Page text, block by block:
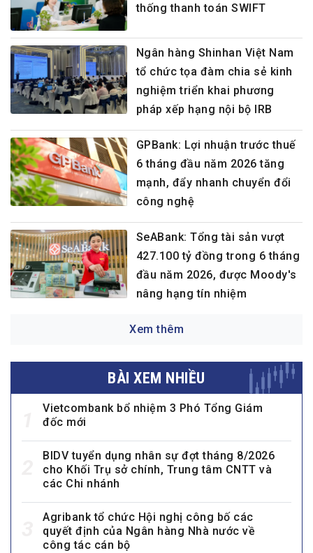
thống thanh toán SWIFT
Ngân hàng Shinhan Việt Nam
tổ chức tọa đàm chia sẻ kinh
nghiệm triển khai phương
pháp xếp hạng nội bộ IRB
GPBank: Lợi nhuận trước thuế
6 tháng đầu năm 2026 tăng
mạnh, đẩy nhanh chuyển đổi
công nghệ
SeABank: Tổng tài sản vượt
427.100 tỷ đồng trong 6 tháng
đầu năm 2026, được Moody's
nâng hạng tín nhiệm
Xem thêm
BÀI XEM NHIỀU
Vietcombank bổ nhiệm 3 Phó Tổng Giám
đốc mới
BIDV tuyển dụng nhân sự đợt tháng 8/2026
cho Khối Trụ sở chính, Trung tâm CNTT và
các Chi nhánh
Agribank tổ chức Hội nghị công bố các
quyết định của Ngân hàng Nhà nước về
công tác cán bộ